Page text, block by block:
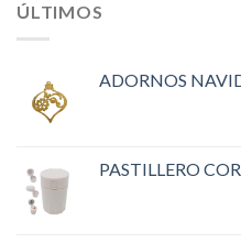
ÚLTIMOS
ADORNOS
PASTILLERO